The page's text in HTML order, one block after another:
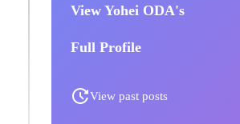
View Yohei ODA's
Full Profile
View past posts